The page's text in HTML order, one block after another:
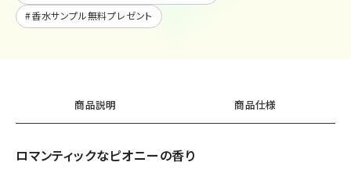
#香水サンプル無料プレゼント
商品説明 商品仕様
ロマンティックなピオニーの香り